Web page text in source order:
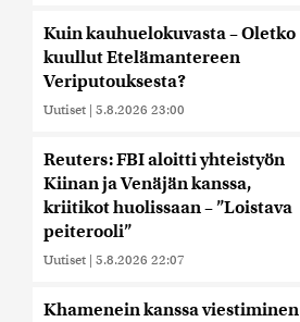
Kuin kauhuelokuvasta – Oletko
kuullut Etelämantereen
Veriputouksesta?
Uutiset | 5.8.2026 23:00
Reuters: FBI aloitti yhteistyön
Kiinan ja Venäjän kanssa,
kriitikot huolissaan – ”Loistava
peiterooli”
Uutiset | 5.8.2026 22:07
Khamenein kanssa viestiminen